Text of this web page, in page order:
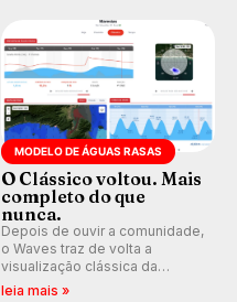
MODELO DE ÁGUAS RASAS
O Clássico voltou. Mais
completo do que
nunca.
Depois de ouvir a comunidade,
o Waves traz de volta a
visualização clássica da
previsão de águas rasas,
leia mais »